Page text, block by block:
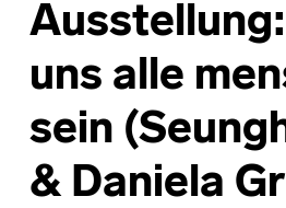
uns alle
sein
& Daniela